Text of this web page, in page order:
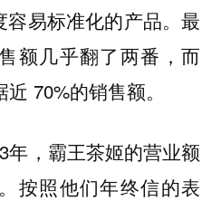
易标准化的产品。最
额几乎翻了两番，而
70%的销售额。
年，霸王茶姬的营业额
按照他们年终信的表